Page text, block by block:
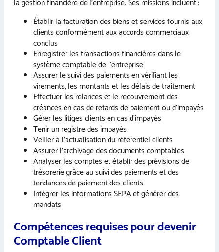
la gestion financière de l’entreprise. Ses missions incluent :
Établir la facturation des biens et services fournis aux
clients conformément aux accords commerciaux
conclus
Enregistrer les transactions financières dans le
système comptable de l’entreprise
Assurer le suivi des paiements en vérifiant les
virements, les montants et les délais de traitement
Effectuer les relances et le recouvrement des
créances en cas de retards de paiement ou d’impayés
Gérer les litiges clients en cas d’impayés
Tenir un registre des impayés
Veiller à l’actualisation du référentiel clients
Assurer l’archivage des documents comptables
Analyser les comptes et établir des prévisions de
trésorerie grâce au suivi des paiements et des
tendances de paiement des clients
Intégrer les informations SEPA et générer des
mandats
Compétences requises pour devenir
Comptable Client